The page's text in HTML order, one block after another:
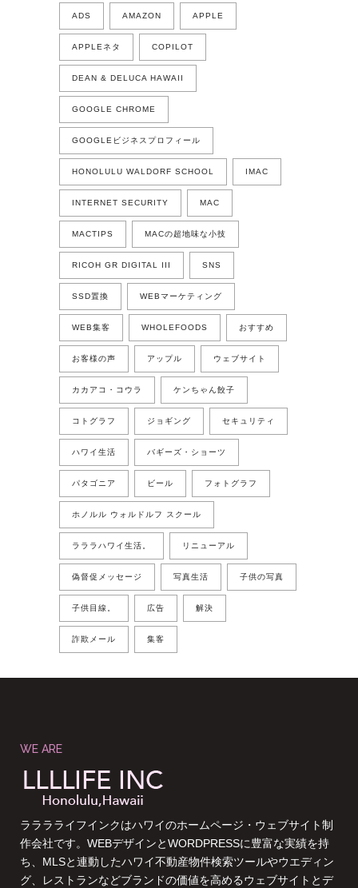
ADS AMAZON APPLE
APPLEネタ COPILOT
DEAN & DELUCA HAWAII
GOOGLE CHROME
GOOGLEビジネスプロフィール
HONOLULU WALDORF SCHOOL IMAC
INTERNET SECURITY MAC
MACTIPS MACの超地味な小技
RICOH GR DIGITAL III SNS
SSD置換 WEBマーケティング
WEB集客 WHOLEFOODS おすすめ
お客様の声 アップル ウェブサイト
カカアコ・コウラ ケンちゃん餃子
コトグラフ ジョギング セキュリティ
ハワイ生活 バギーズ・ショーツ
パタゴニア ビール フォトグラフ
ホノルル ウォルドルフ スクール
ラララハワイ生活。 リニューアル
偽督促メッセージ 写真生活 子供の写真
子供目線。 広告 解決
詐欺メール 集客
WE ARE
ラララライフインクはハワイのホームページ・ウェブサイト制
作会社です。WEBデザインとWORDPRESSに豊富な実績を持
ち、MLSと連動したハワイ不動産物件検索ツールやウエディン
グ、レストランなどブランドの価値を高めるウェブサイトとデ